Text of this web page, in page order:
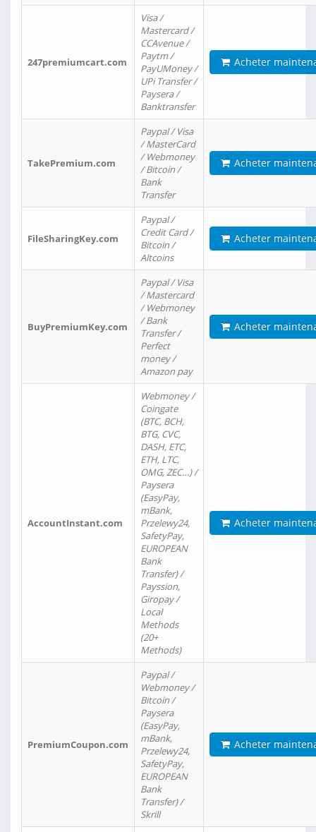
247premiumcart.com
Visa /
Mastercard /
CCAvenue /
Paytm /
PayUMoney /
UPi Transfer /
Paysera /
Banktransfer
Acheter
TakePremium.com
Paypal / Visa
/ MasterCard
/ Webmoney
/ Bitcoin /
Bank
Transfer
Acheter
FileSharingKey.com
Paypal /
Credit Card /
Bitcoin /
Altcoins
Acheter
BuyPremiumKey.com
Paypal / Visa
/ Mastercard
/ Webmoney
/ Bank
Transfer /
Perfect
money /
Amazon pay
Acheter
AccountInstant.com
Webmoney /
Coingate
(BTC, BCH,
BTG, CVC,
DASH, ETC,
ETH, LTC,
OMG, ZEC…) /
Paysera
(EasyPay,
mBank,
Przelewy24,
SafetyPay,
EUROPEAN
Bank
Transfer) /
Payssion,
Giropay /
Local
Methods
(20+
Methods)
Acheter
PremiumCoupon.com
Paypal /
Webmoney /
Bitcoin /
Paysera
(EasyPay,
mBank,
Przelewy24,
SafetyPay,
EUROPEAN
Bank
Transfer) /
Skrill
Acheter